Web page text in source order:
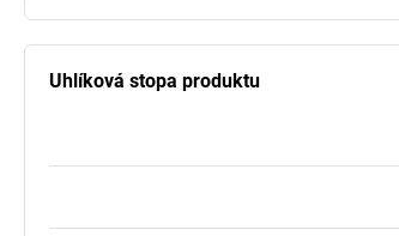
Uhlíková stopa produktu